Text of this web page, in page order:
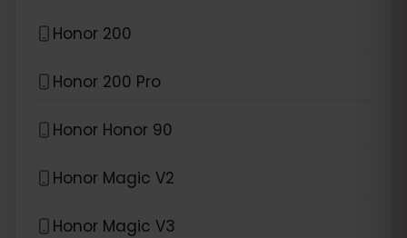
Honor 200
Honor 200 Pro
Honor Honor 90
Honor Magic V2
Honor Magic V3